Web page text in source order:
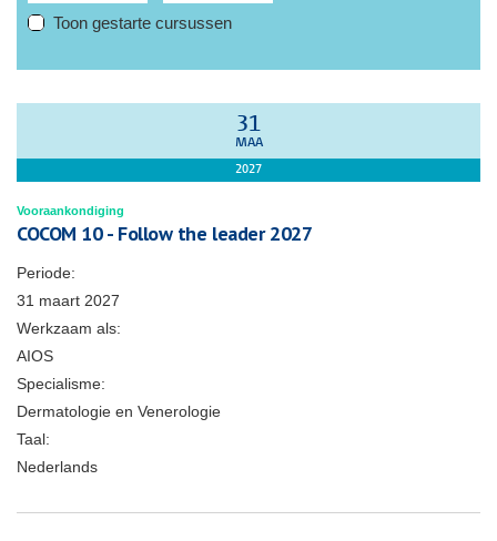
Toon gestarte cursussen
31
MAA
2027
Vooraankondiging
COCOM 10 - Follow the leader 2027
Periode:
31 maart 2027
Werkzaam als:
AIOS
Specialisme:
Dermatologie en Venerologie
Taal:
Nederlands